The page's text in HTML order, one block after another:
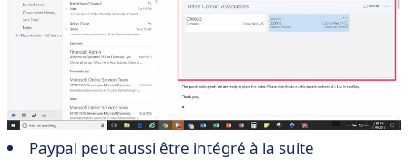
Paypal peut aussi être intégré à la suite